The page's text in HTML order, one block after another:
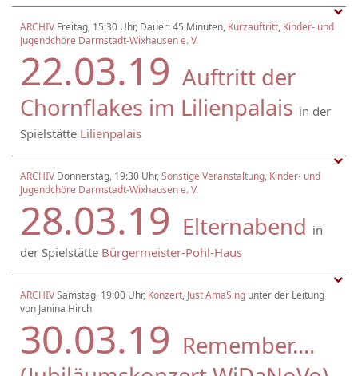
ARCHIV Freitag, 15:30 Uhr, Dauer: 45 Minuten, Kurzauftritt, Kinder- und
Jugendchöre Darmstadt-Wixhausen e. V.
22.03.19 Auftritt der
Chornflakes im Lilienpalais in der
Spielstätte Lilienpalais
ARCHIV Donnerstag, 19:30 Uhr,Sonstige Veranstaltung, Kinder- und
Jugendchöre Darmstadt-Wixhausen e. V.
28.03.19 Elternabend in
der Spielstätte Bürgermeister-Pohl-Haus
ARCHIVSamstag, 19:00 Uhr, Konzert, Just AmaSing unter der Leitung
von Janina Hirch
30.03.19 Remember....